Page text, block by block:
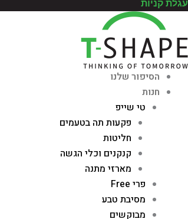
עגלת קניות
הסיפור שלנו
חנות
טי שייפ
פקעות תה בטעמים
חליטות
קנקנים וכלי הגשה
מארזי מתנה
פרי Free
מסיבת טבע
מבוקשים